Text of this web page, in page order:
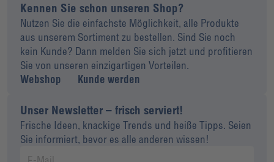
Kennen Sie schon unseren Shop?
Nutzen Sie die einfachste Möglichkeit, alle Produkte
aus unserem Sortiment zu bestellen. Sind Sie noch
kein Kunde? Dann melden Sie sich jetzt und profitieren
Sie von unseren einzigartigen Vorteilen.
Webshop
Kunde werden
Unser Newsletter – frisch serviert!
Frische Ideen, knackige Trends und heiße Tipps. Seien
Sie informiert, bevor es alle anderen wissen!